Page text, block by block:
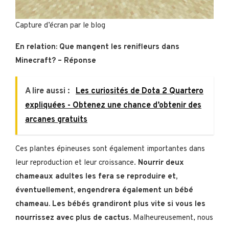
Capture d’écran par le blog
En relation: Que mangent les renifleurs dans
Minecraft? – Réponse
A lire aussi :
Les curiosités de Dota 2 Quartero
expliquées - Obtenez une chance d’obtenir des
arcanes gratuits
Ces plantes épineuses sont également importantes dans
leur reproduction et leur croissance. Nourrir deux
chameaux adultes les fera se reproduire et,
éventuellement, engendrera également un bébé
chameau. Les bébés grandiront plus vite si vous les
nourrissez avec plus de cactus. Malheureusement, nous